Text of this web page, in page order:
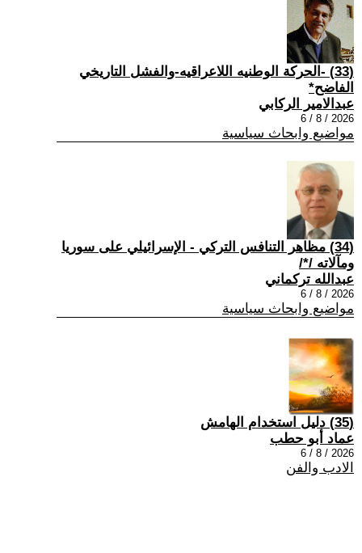
(33) -الحركة الوطنيه اللاعراقيه-والفشل التاريخي
الفاضح*
عبدالامير الركابي
2026 / 8 / 6
مواضيع وابحاث سياسية
(34) مظاهر التنافس التركي - الإسرائيلي على سوريا
ومآلاته /*/
عبدالله تركماني
2026 / 8 / 6
مواضيع وابحاث سياسية
(35) دليل استخدام الهامش
عماد أبو حطب
2026 / 8 / 6
الادب والفن